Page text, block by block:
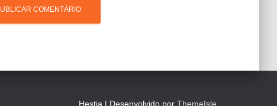
Hestia | Desenvolvido por ThemeIsle